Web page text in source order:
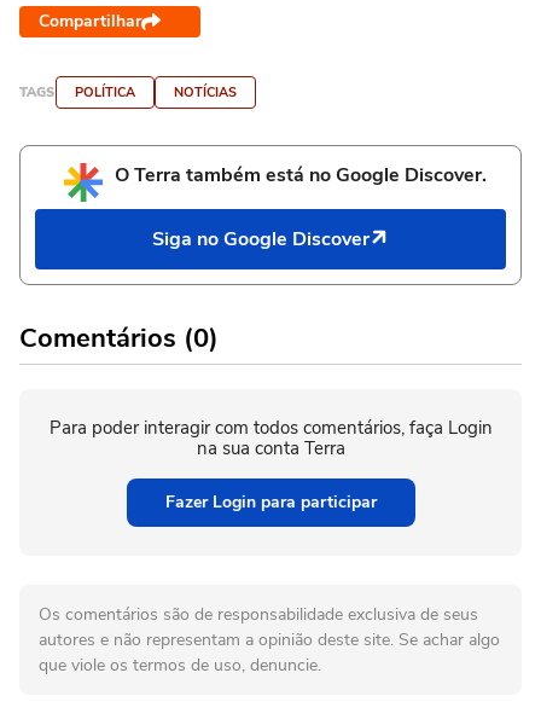
Compartilhar
TAGS POLÍTICA NOTÍCIAS
O Terra também está no Google Discover.
Siga no Google Discover
Comentários (0)
Para poder interagir com todos comentários, faça Login
na sua conta Terra
Fazer Login para participar
Os comentários são de responsabilidade exclusiva de seus
autores e não representam a opinião deste site. Se achar algo
que viole os termos de uso, denuncie.